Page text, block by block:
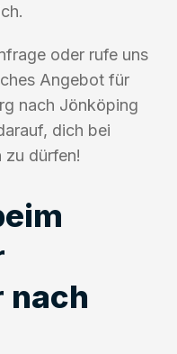
oder rufe uns
Angebot für
nach Jönköping
dich bei
zu dürfen!
nach